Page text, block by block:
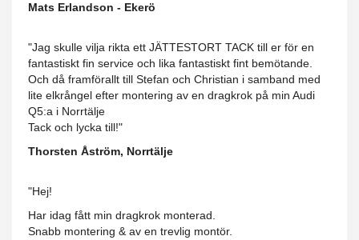
Mats Erlandson - Ekerö
"Jag skulle vilja rikta ett JÄTTESTORT TACK till er för en
fantastiskt fin service och lika fantastiskt fint bemötande.
Och då framförallt till Stefan och Christian i samband med
lite elkrångel efter montering av en dragkrok på min Audi
Q5:a i Norrtälje
Tack och lycka till!"
Thorsten Åström, Norrtälje
"Hej!
Har idag fått min dragkrok monterad.
Snabb montering & av en trevlig montör.